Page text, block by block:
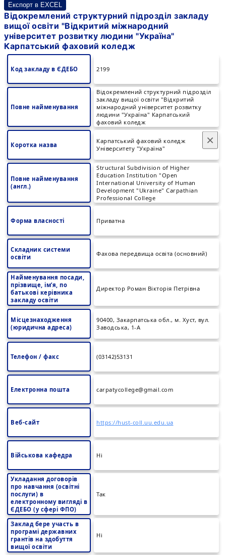
×
Експорт в EXCEL
Відокремлений структурний підрозділ закладу
вищої освіти "Відкритий міжнародний
університет розвитку людини "Україна"
Карпатський фаховий коледж
Код закладу в ЄДЕБО 2199
Повне найменування
Відокремлений структурний підрозділ
закладу вищої освіти "Відкритий
міжнародний університет розвитку
людини "Україна" Карпатський
фаховий коледж
Коротка назва
Карпатський фаховий коледж
Університету "Україна"
Повне найменування
(англ.)
Structural Subdivision оf Higher
Education Institution "Open
International University оf Human
Development "Ukraine" Carpathian
Professional College
Форма власності Приватна
Складник системи
освіти
Фахова передвища освіта (основний)
Найменування посади,
прізвище, ім’я, по
батькові керівника
закладу освіти
Директор Роман Вікторія Петрівна
Місцезнаходження
(юридична адреса)
90400, Закарпатська обл., м. Хуст, вул.
Заводська, 1-А
Телефон / факс (03142)53131
Електронна пошта carpatycollege@gmail.com
Веб-сайт https://hust-coll.uu.edu.ua
Військова кафедра Ні
Укладання договорів
про навчання (освітні
послуги) в
електронному вигляді в
ЄДЕБО (у сфері ФПО)
Так
Заклад бере участь в
програмі державних
грантів на здобуття
вищої освіти
Ні